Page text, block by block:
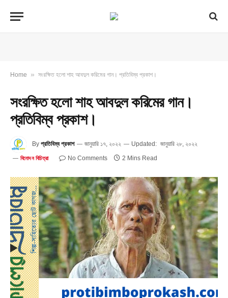
Home » সংরক্ষিত হলো শাহ আবদুল করিমের গান। প্রতিবিম্ব প্রকাশ।
সংরক্ষিত হলো শাহ আবদুল করিমের গান।
প্রতিবিম্ব প্রকাশ।
By প্রতিবিম্ব প্রকাশ জানুয়ারি ১৭, ২০২২ Updated: জানুয়ারি ২৮, ২০২২
বিনোদন বিচিত্রা No Comments 2 Mins Read